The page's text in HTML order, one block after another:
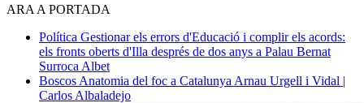
ARA A PORTADA
Política Gestionar els errors d'Educació i complir els acords:
els fronts oberts d'Illa després de dos anys a Palau Bernat
Surroca Albet
Boscos Anatomia del foc a Catalunya Arnau Urgell i Vidal |
Carlos Albaladejo